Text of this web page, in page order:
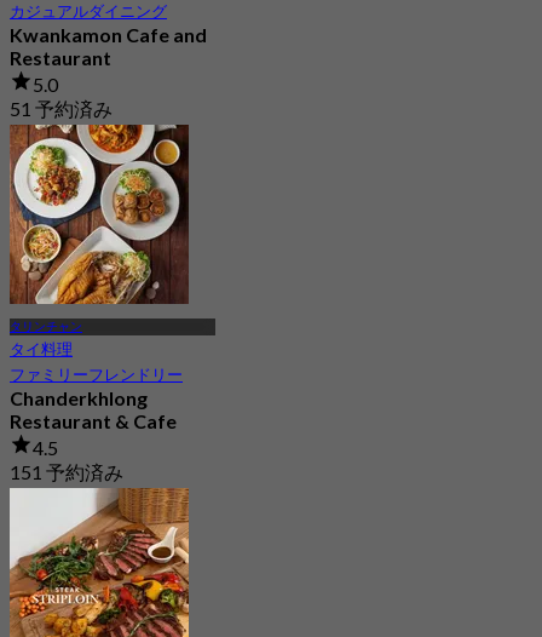
カジュアルダイニング
Kwankamon Cafe and
Restaurant
5.0
51 予約済み
から฿ 237.5
タリンチャン
タイ料理
ファミリーフレンドリー
Chanderkhlong
Restaurant ​​& Cafe
4.5
151 予約済み
฿ 417.5